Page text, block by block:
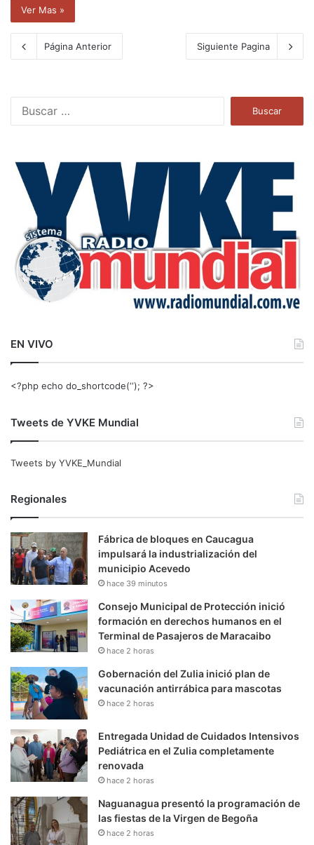
Ver Mas »
Página Anterior Siguiente Pagina
a
EN VIVO
<?php echo do_shortcode(‘‘); ?>
Tweets de YVKE Mundial
Tweets by YVKE_Mundial
Regionales
Fábrica de bloques en Caucagua
impulsará la industrialización del
municipio Acevedo
hace 39 minutos
Consejo Municipal de Protección inició
formación en derechos humanos en el
Terminal de Pasajeros de Maracaibo
hace 2 horas
Gobernación del Zulia inició plan de
vacunación antirrábica para mascotas
hace 2 horas
Entregada Unidad de Cuidados Intensivos
Pediátrica en el Zulia completamente
renovada
hace 2 horas
Naguanagua presentó la programación de
las fiestas de la Virgen de Begoña
hace 2 horas